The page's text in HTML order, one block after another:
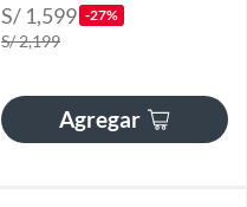
S/ 1,599 -27%
S/ 2,199
Agregar